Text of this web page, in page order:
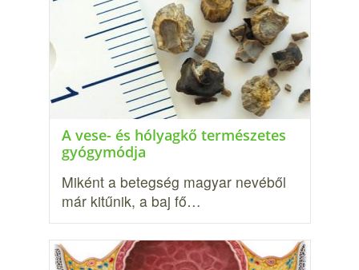
A vese- és hólyagkő természetes
gyógymódja
Miként a betegség magyar nevéből
már kitűnik, a baj fő…